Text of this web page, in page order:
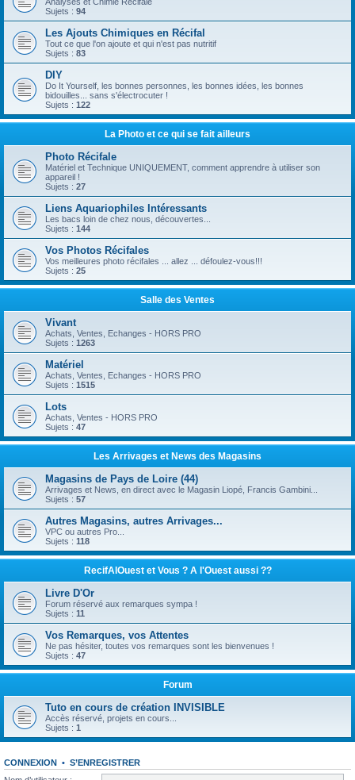
Sujets : 94
Les Ajouts Chimiques en Récifal
Tout ce que l'on ajoute et qui n'est pas nutritif
Sujets : 83
DIY
Do It Yourself, les bonnes personnes, les bonnes idées, les bonnes
bidouilles... sans s'électrocuter !
Sujets : 122
La Photo et ce qui se fait ailleurs
Photo Récifale
Matériel et Technique UNIQUEMENT, comment apprendre à utiliser son
appareil !
Sujets : 27
Liens Aquariophiles Intéressants
Les bacs loin de chez nous, découvertes...
Sujets : 144
Vos Photos Récifales
Vos meilleures photo récifales ... allez ... défoulez-vous!!!
Sujets : 25
Salle des Ventes
Vivant
Achats, Ventes, Echanges - HORS PRO
Sujets : 1263
Matériel
Achats, Ventes, Echanges - HORS PRO
Sujets : 1515
Lots
Achats, Ventes - HORS PRO
Sujets : 47
Les Arrivages et News des Magasins
Magasins de Pays de Loire (44)
Arrivages et News, en direct avec le Magasin Liopé, Francis Gambini...
Sujets : 57
Autres Magasins, autres Arrivages...
VPC ou autres Pro...
Sujets : 118
RecifAlOuest et Vous ? A l'Ouest aussi ??
Livre D'Or
Forum réservé aux remarques sympa !
Sujets : 11
Vos Remarques, vos Attentes
Ne pas hésiter, toutes vos remarques sont les bienvenues !
Sujets : 47
Forum
Tuto en cours de création INVISIBLE
Accès réservé, projets en cours...
Sujets : 1
CONNEXION • S’ENREGISTRER